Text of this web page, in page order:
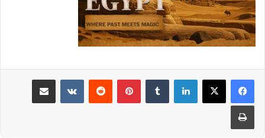
لينكدإن بينتيريست
مشاركة عبر البريد
طباعة